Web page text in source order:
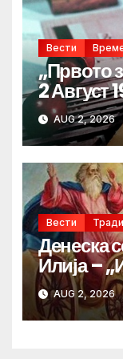
Вести
„Првото
2 Август
AUG 2, 2026
Вести
Денеска
Илија –
AUG 2, 2026